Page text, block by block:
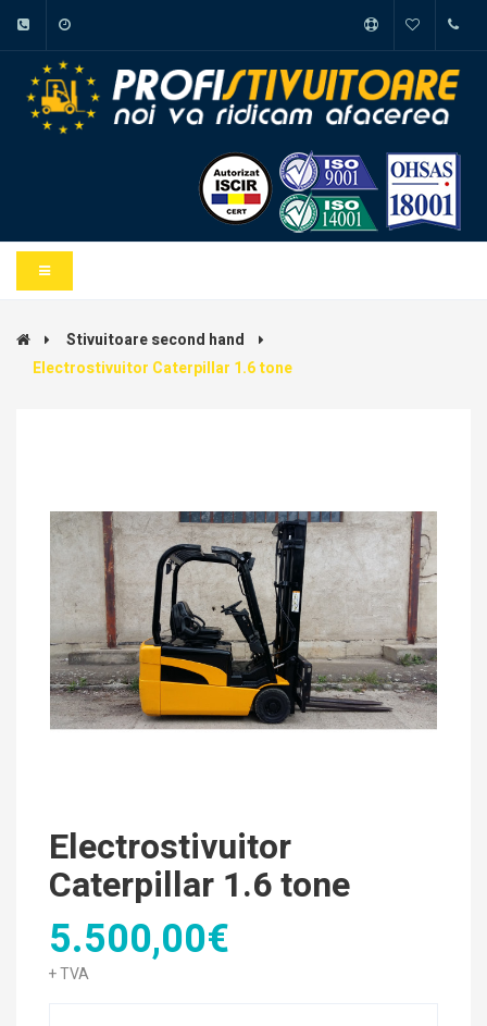
Stivuitoare second hand
Electrostivuitor Caterpillar 1.6 tone
Electrostivuitor
Caterpillar 1.6 tone
5.500,00€
+ TVA